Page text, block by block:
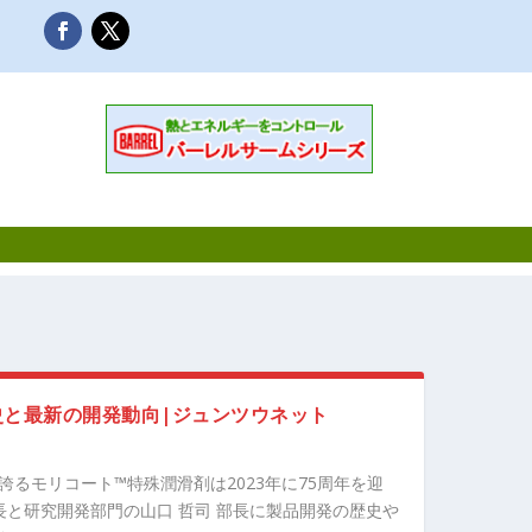
最新の開発動向|ジュンツウネット
るモリコート™特殊潤滑剤は2023年に75周年を迎
研究開発部門の山口 哲司 部長に製品開発の歴史や